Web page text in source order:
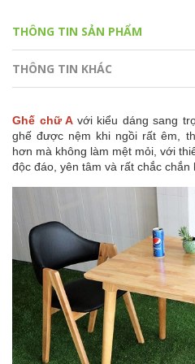
THÔNG TIN SẢN PHẨM
THÔNG TIN KHÁC
Ghế chữ A với kiểu dáng sang
ghế được nệm khi ngồi rất êm,
hơn mà không làm mệt mỏi, với
độc đáo, yên tâm và rất chắc chắn